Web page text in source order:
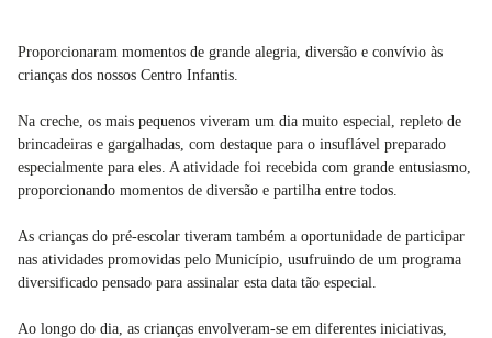
Proporcionaram momentos de grande alegria, diversão e convívio às
crianças dos nossos Centro Infantis.
Na creche, os mais pequenos viveram um dia muito especial, repleto de
brincadeiras e gargalhadas, com destaque para o insuflável preparado
especialmente para eles. A atividade foi recebida com grande entusiasmo,
proporcionando momentos de diversão e partilha entre todos.
As crianças do pré-escolar tiveram também a oportunidade de participar
nas atividades promovidas pelo Município, usufruindo de um programa
diversificado pensado para assinalar esta data tão especial.
Ao longo do dia, as crianças envolveram-se em diferentes iniciativas,